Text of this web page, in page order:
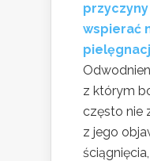
wspierać
z którym
często nie
z jego